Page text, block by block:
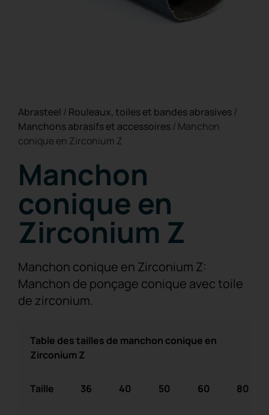
Abrasteel / Rouleaux, toiles et bandes abrasives/
Manchons abrasifs et accessoires/ Manchon
conique en Zirconium Z
Manchon
conique en
Zirconium Z
Manchon conique en Zirconium Z:
Manchon de ponçage conique avec toile
de zirconium.
Table des tailles de manchon conique en
Zirconium Z
Taille 36 40 50 60 80